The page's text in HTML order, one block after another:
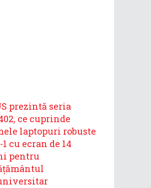
prezintă seria
ce cuprinde
laptopuri robuste
cu ecran de 14
pentru